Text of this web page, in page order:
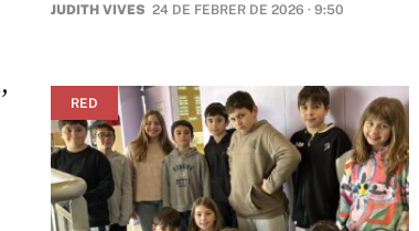
JUDITH VIVES 24 DE FEBRER DE 2026 · 9:50
RED